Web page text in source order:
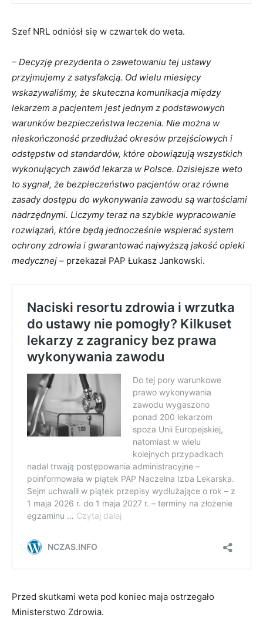
Szef NRL odniósł się w czwartek do weta.
– Decyzję prezydenta o zawetowaniu tej ustawy
przyjmujemy z satysfakcją. Od wielu miesięcy
wskazywaliśmy, że skuteczna komunikacja między
lekarzem a pacjentem jest jednym z podstawowych
warunków bezpieczeństwa leczenia. Nie można w
nieskończoność przedłużać okresów przejściowych i
odstępstw od standardów, które obowiązują wszystkich
wykonujących zawód lekarza w Polsce. Dzisiejsze weto
to sygnał, że bezpieczeństwo pacjentów oraz równe
zasady dostępu do wykonywania zawodu są wartościami
nadrzędnymi. Liczymy teraz na szybkie wypracowanie
rozwiązań, które będą jednocześnie wspierać system
ochrony zdrowia i gwarantować najwyższą jakość opieki
medycznej – przekazał PAP Łukasz Jankowski.
Przed skutkami weta pod koniec maja ostrzegało
Ministerstwo Zdrowia.